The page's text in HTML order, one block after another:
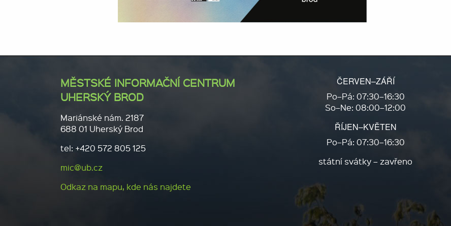
MĚSTSKÉ INFORMAČNÍ CENTRUM
UHERSKÝ BROD
Mariánské nám. 2187
688 01 Uherský Brod
tel: +420 572 805 125
mic@ub.cz
Odkaz na mapu, kde nás najdete
ČERVEN–ZÁŘÍ
Po–Pá: 07:30–16:30
So–Ne: 08:00–12:00
ŘÍJEN–KVĚTEN
Po–Pá: 07:30–16:30
státní svátky – zavřeno